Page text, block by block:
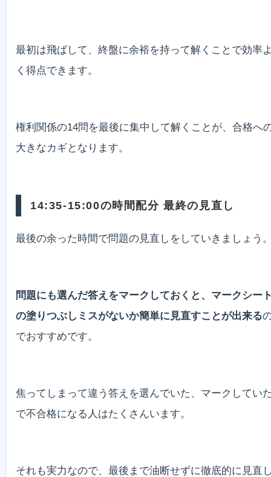
最初は飛ばして、終盤に余裕を持って解くことで効率
く得点できます。
権利関係の14問を最後に集中して解くことが、合格へ
大きなカギとなります。
14:35-15:00の時間配分 最終の見直し
最後の余った時間で問題の見直しをしていきましょう
問題にも選んだ答えをマークしておくと、マークシー
の塗りつぶしミスがないか簡単に見直すことが出来る
でおすすめです。
焦ってしまって違う答えを選んでいた、マークしてい
で不合格になる人はたくさんいます。
それも実力なので、最後まで油断せずに徹底的に見直